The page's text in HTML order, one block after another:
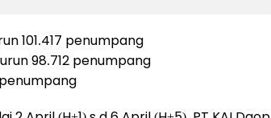
101.417 penumpang
98.712 penumpang